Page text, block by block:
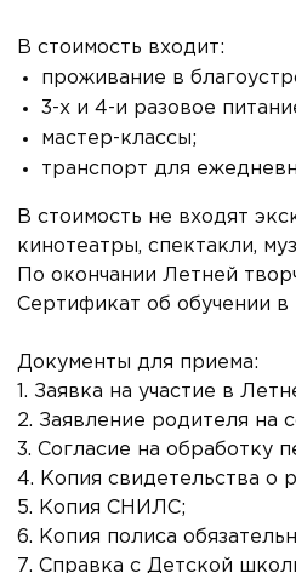
В стоимость входит:
проживание в
3-х и 4-и разовое
мастер-классы;
транспорт для
В стоимость не входят
кинотеатры, спектакли,
По окончании Летней
Сертификат об обучении
Документы для приема:
1. Заявка на участие в
2. Заявление родителя на
3. Согласие на обработку
4. Копия свидетельства о
5. Копия СНИЛС;
6. Копия полиса
7. Справка с Детской